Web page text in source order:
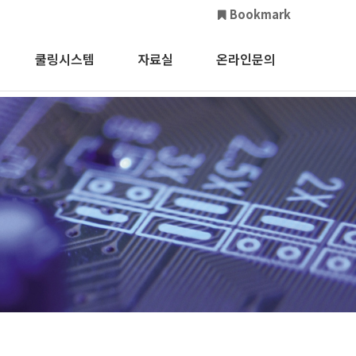
Bookmark
쿨링시스템 자료실 온라인문의